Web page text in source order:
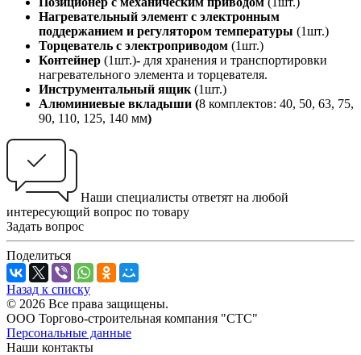
Нагревательный элемент с электронным
поддержанием и регулятором температуры (1шт.)
Торцеватель с электроприводом (1шт.)
Контейнер (1шт.)- для хранения и транспортировки
нагревательного элемента и торцевателя.
Инструментальный ящик (1шт.)
Алюминиевые вкладыши (8 комплектов: 40, 50, 63, 75,
90, 110, 125, 140 мм)
Наши специалисты ответят на любой
интересующий вопрос по товару
Задать вопрос
Поделиться
Назад к списку
© 2026 Все права защищены.
ООО Торгово-строительная компания "СТС"
Персональные данные
Наши контакты